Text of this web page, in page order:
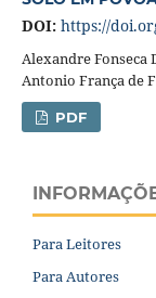
DOI: https://
Alexandre Fonseca
Antonio França de
PDF
Para Leitores
Para Autores